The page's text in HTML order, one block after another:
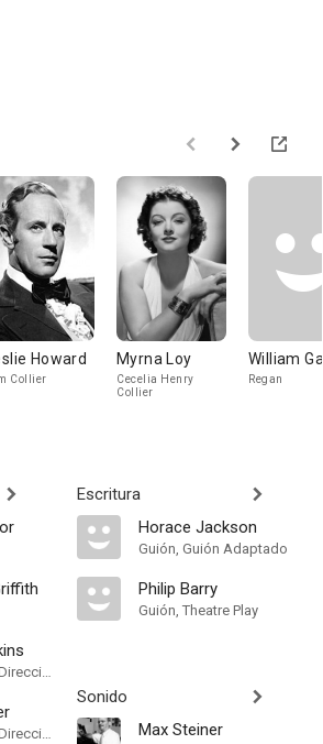
Howard
Collier
Myrna Loy
Cecelia Henry
Collier
William
Regan
Asistente de Dirección
Asistente de Dirección
Escritura
Horace Jackson
Guión, Guión Adaptado
Philip Barry
Guión, Theatre Play
Sonido
Max Steiner